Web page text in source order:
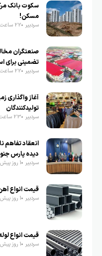
مسکن!
سردبیر 22 ساعت پیش
صنعتگران
تضمینی برای
سردبیر 22 ساعت پیش
آغاز
تولیدکنندگان
سردبیر 23 ساعت پیش
انعقاد تفاهم
دیده پارس
سردبیر 1 روز پیش
قیمت انواع آهن آلات ۱۴
سردبیر 1 روز پیش
قیمت انواع لوله فلزی ۱۴
سردبیر 1 روز پیش